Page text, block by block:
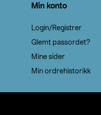
Min konto
Login/Registrer
Glemt passordet?
Mine sider
Min ordrehistorikk